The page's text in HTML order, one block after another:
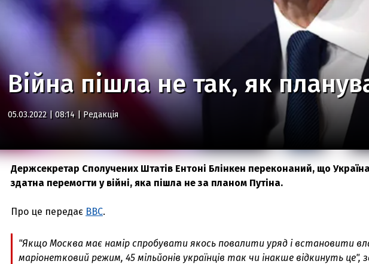
Війна пішла не так, як
05.03.2022 | 08:14 | Редакція
Держсекретар Сполучених Штатів Ентоні Блінкен переконаний, що Україна
здатна перемогти у війні, яка пішла не за планом Путіна.
Про це передає ВВС.
"Якщо Москва має намір спробувати якось повалити уряд і встановити
маріонетковий режим, 45 мільйонів українців так чи інакше відкинуть це",